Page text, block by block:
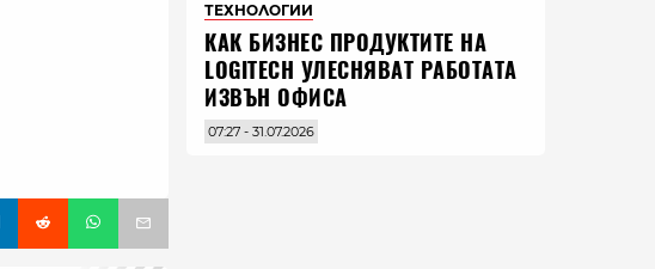
ТЕХНОЛОГИИ
КАК БИЗНЕС ПРОДУКТИТЕ НА
LOGITECH УЛЕСНЯВАТ РАБОТАТА
ИЗВЪН ОФИСА
07:27 - 31.07.2026